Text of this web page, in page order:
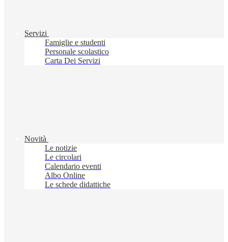
Servizi
Famiglie e studenti
Personale scolastico
Carta Dei Servizi
Novità
Le notizie
Le circolari
Calendario eventi
Albo Online
Le schede didattiche